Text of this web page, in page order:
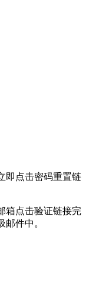
即点击密码重置链
箱点击验证链接完
件中。